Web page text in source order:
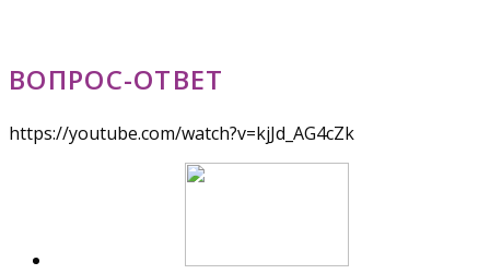
ВОПРОС-ОТВЕТ
https://youtube.com/watch?v=kjJd_AG4cZk